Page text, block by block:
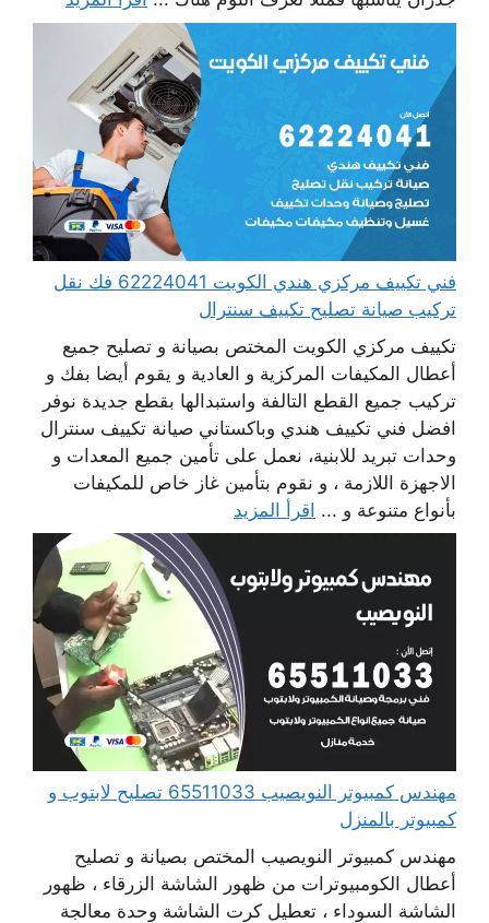
فني تكييف مركزي هندي الكويت 62224041 فك نقل
تركيب صيانة تصليح تكييف سنترال
تكييف مركزي الكويت المختص بصيانة و تصليح جميع
أعطال المكيفات المركزية و العادية و يقوم أيضا بفك و
تركيب جميع القطع التالفة واستبدالها بقطع جديدة نوفر
افضل فني تكييف هندي وباكستاني صيانة تكييف سنترال
وحدات تبريد للابنية، نعمل على تأمين جميع المعدات و
الاجهزة اللازمة ، و نقوم بتأمين غاز خاص للمكيفات
بأنواع متنوعة و ... اقرأ المزيد
مهندس كمبيوتر النويصيب 65511033 تصليح لابتوب و
كمبيوتر بالمنزل
مهندس كمبيوتر النويصيب المختص بصيانة و تصليح
أعطال الكومبيوترات من ظهور الشاشة الزرقاء ، ظهور
الشاشة السوداء ، تعطيل كرت الشاشة وحدة معالجة